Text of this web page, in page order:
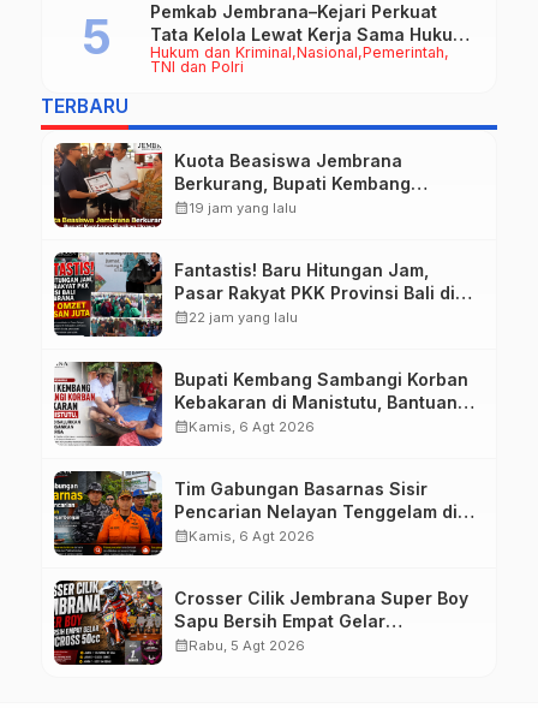
Hukum dan Kriminal Nasional Pemerintah
TNI dan Polri
Pemkab Jembrana–Kejari Perkuat
Tata Kelola Lewat Kerja Sama Hukum
Datun
TERBARU
Kuota Beasiswa Jembrana
Berkurang, Bupati Kembang
Siapkan Upaya Penambahan di
calendar_month19 jam yang lalu
Fantastis! Baru Hitungan Jam,
Pasar Rakyat PKK Provinsi Bali di
Jembrana Raup Omzet Ratusan
calendar_month22 jam yang lalu
Bupati Kembang Sambangi Korban
Kebakaran di Manistutu, Bantuan
Disalurkan untuk Ringankan Beban
calendar_monthKamis, 6 Agt 2026
Tim Gabungan Basarnas Sisir
Pencarian Nelayan Tenggelam di
Perairan Pantai Pengambengan
calendar_monthKamis, 6 Agt 2026
Crosser Cilik Jembrana Super Boy
Sapu Bersih Empat Gelar
Motocross 50cc
calendar_monthRabu, 5 Agt 2026